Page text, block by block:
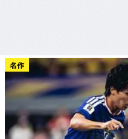
名作